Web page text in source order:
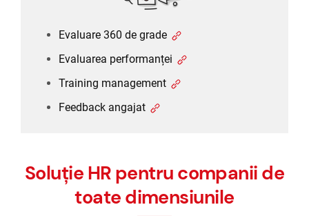
Evaluare 360 de grade
Evaluarea performanței
Training management
Feedback angajat
Soluție HR pentru companii de
toate dimensiunile